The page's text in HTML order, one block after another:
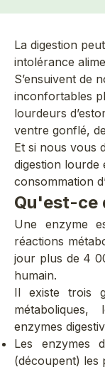
La digestion
intolérance
S’ensuivent de
inconfortables
lourdeurs
ventre gonflé,
Et si nous vous
digestion lourde
consommation
Qu'est-ce
Une enzyme
réactions
jour plus de 4
humain.
Il existe trois
enzymes
Les enzymes
(découpent) les